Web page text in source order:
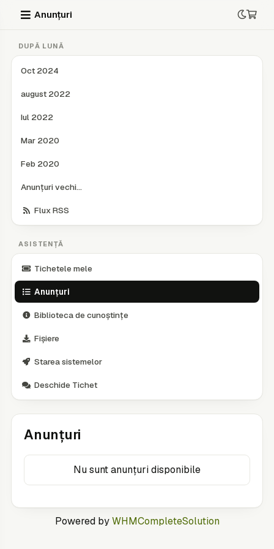
Anunțuri
DUPĂ LUNĂ
Oct 2024
august 2022
Iul 2022
Mar 2020
Feb 2020
Anunțuri vechi...
Flux RSS
ASISTENȚĂ
Tichetele mele
Anunțuri
Biblioteca de cunoștințe
Fișiere
Starea sistemelor
Deschide Tichet
Anunțuri
Nu sunt anunțuri disponibile
Powered byWHMCompleteSolution